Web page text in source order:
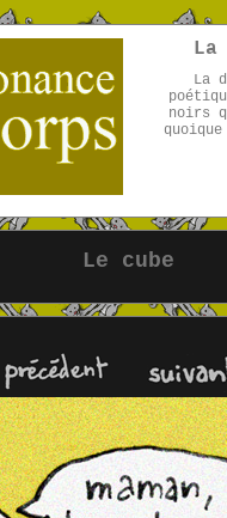
La
La
noirs
Le cube